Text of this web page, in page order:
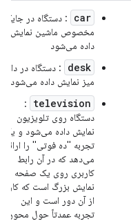
car
: دستگاه در جایگاه
مخصوص ماشین نمایش
داده می‌شود
desk
: دستگاه در داک
میز نمایش داده می‌شود
television
:
دستگاه روی تلویزیون
نمایش داده می‌شود و یک
تجربه "ده فوتی" را ارائه
می‌دهد که در آن رابط
کاربری روی یک صفحه
نمایش بزرگ است که کاربر
از آن دور است و این
تجربه عمدتاً حول محور